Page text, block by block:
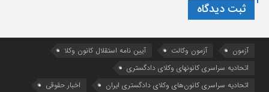
ثبت دیدگاه
آزمون آزمون وکالت
آیین ‌نامه استقلال کانون وکلا
اتحادیه سراسری کانونهای وکلای دادگستری
اتحادیه سراسری کانون‌های وکلای دادگستری ایران
اخبار حقوقی